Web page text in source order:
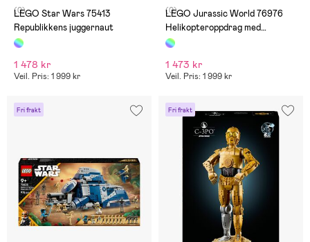
(0)
LEGO Star Wars 75413
Republikkens juggernaut
1 478 kr
Veil. Pris: 1 999 kr
(0)
LEGO Jurassic World 76976
Helikopteroppdrag med
spinosaurus og quetzalcoatlus
1 473 kr
Veil. Pris: 1 999 kr
Fri frakt Fri frakt